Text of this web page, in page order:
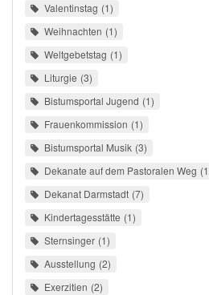
Valentinstag 1
Weihnachten 1
Weltgebetstag 1
Liturgie 3
Bistumsportal Jugend 1
Frauenkommission 1
Bistumsportal Musik 3
Dekanate auf dem Pastoralen Weg 1
Dekanat Darmstadt 7
Kindertagesstätte 1
Sternsinger 1
Ausstellung 2
Exerzitien 2